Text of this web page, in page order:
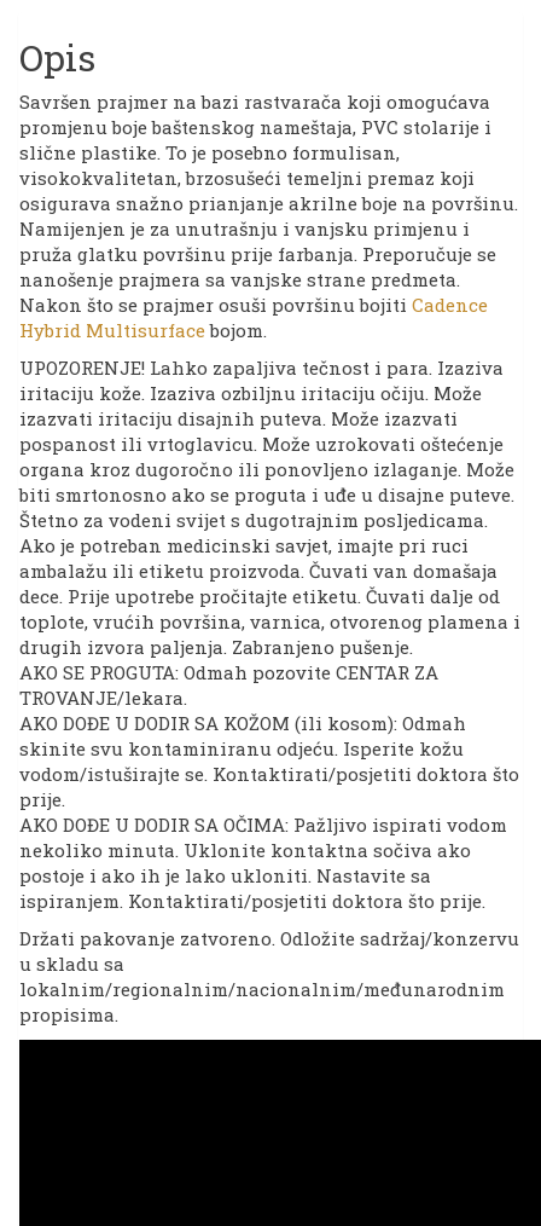
količina
Opis
Savršen prajmer na bazi rastvarača koji omogućava
promjenu boje baštenskog nameštaja, PVC stolarije i
slične plastike. To je posebno formulisan,
visokokvalitetan, brzosušeći temeljni premaz koji
osigurava snažno prianjanje akrilne boje na površinu.
Namijenjen je za unutrašnju i vanjsku primjenu i
pruža glatku površinu prije farbanja. Preporučuje se
nanošenje prajmera sa vanjske strane predmeta.
Nakon što se prajmer osuši površinu bojiti Cadence
Hybrid Multisurfacebojom.
UPOZORENJE! Lahko zapaljiva tečnost i para. Izaziva
iritaciju kože. Izaziva ozbiljnu iritaciju očiju. Može
izazvati iritaciju disajnih puteva. Može izazvati
pospanost ili vrtoglavicu. Može uzrokovati oštećenje
organa kroz dugoročno ili ponovljeno izlaganje. Može
biti smrtonosno ako se proguta i uđe u disajne puteve.
Štetno za vodeni svijet s dugotrajnim posljedicama.
Ako je potreban medicinski savjet, imajte pri ruci
ambalažu ili etiketu proizvoda. Čuvati van domašaja
dece. Prije upotrebe pročitajte etiketu. Čuvati dalje od
toplote, vrućih površina, varnica, otvorenog plamena i
drugih izvora paljenja. Zabranjeno pušenje.
AKO SE PROGUTA: Odmah pozovite CENTAR ZA
TROVANJE/lekara.
AKO DOĐE U DODIR SA KOŽOM (ili kosom): Odmah
skinite svu kontaminiranu odjeću. Isperite kožu
vodom/istuširajte se. Kontaktirati/posjetiti doktora što
prije.
AKO DOĐE U DODIR SA OČIMA: Pažljivo ispirati vodom
nekoliko minuta. Uklonite kontaktna sočiva ako
postoje i ako ih je lako ukloniti. Nastavite sa
ispiranjem. Kontaktirati/posjetiti doktora što prije.
Držati pakovanje zatvoreno. Odložite sadržaj/konzervu
u skladu sa
lokalnim/regionalnim/nacionalnim/međunarodnim
propisima.